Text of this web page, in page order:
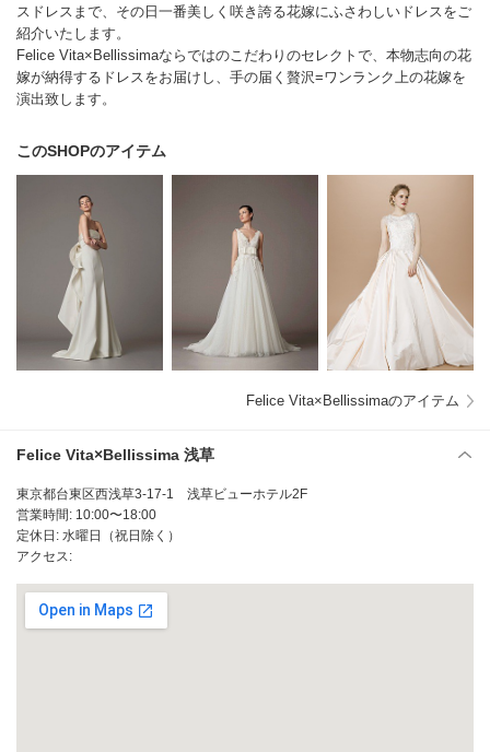
スドレスまで、その日一番美しく咲き誇る花嫁にふさわしいドレスをご
紹介いたします。
Felice Vita×Bellissimaならではのこだわりのセレクトで、本物志向の花
嫁が納得するドレスをお届けし、手の届く贅沢=ワンランク上の花嫁を
演出致します。
このSHOPのアイテム
Felice Vita×Bellissimaのアイテム
Felice Vita×Bellissima 浅草
東京都台東区西浅草3-17-1 浅草ビューホテル2F
営業時間: 10:00〜18:00
定休日: 水曜日（祝日除く）
アクセス: